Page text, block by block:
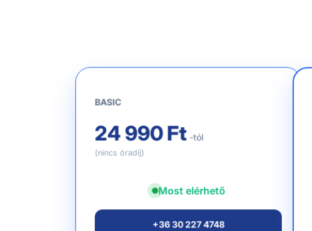
BASIC
24 990 Ft -tól
(nincs óradíj)
Most elérhető
+36 30 227 4748